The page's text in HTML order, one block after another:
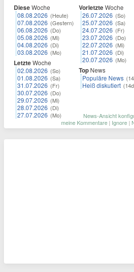
DieseWoche
08.08.2026 (Heute)
07.08.2026 (Gestern)
06.08.2026 (Do)
05.08.2026 (Mi)
04.08.2026 (Di)
03.08.2026 (Mo)
LetzteWoche
02.08.2026 (So)
01.08.2026 (Sa)
31.07.2026 (Fr)
30.07.2026 (Do)
29.07.2026 (Mi)
28.07.2026 (Di)
27.07.2026 (Mo)
VorletzteWoche
26.07.2026 (So)
25.07.2026 (Sa)
24.07.2026 (Fr)
23.07.2026 (Do)
22.07.2026 (Mi)
21.07.2026 (Di)
20.07.2026 (Mo)
Top News
Populäre News
Heiß diskutiert
News-Ansicht
meine Kommentare | Ignore |